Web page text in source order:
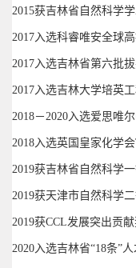
2015获吉林省自然科学
2017入选科睿唯安全球
2017入选吉林省第六批
2017入选吉林大学培英工
2018－2020入选爱思唯
2018入选英国皇家化学
2019获吉林省自然科学
2019获天津市自然科学
2019获CCL发展突出贡
2020入选吉林省“18条”人